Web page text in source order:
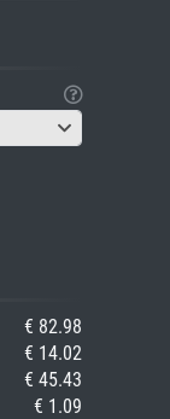
€ 82.98
€ 14.02
€ 45.43
€ 1.09